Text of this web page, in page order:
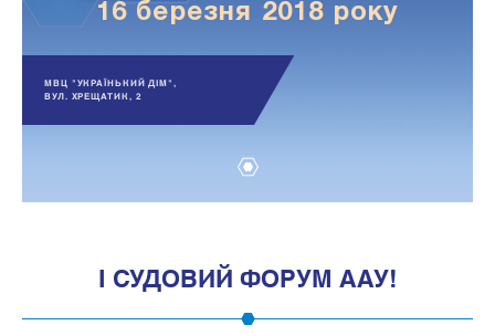
16 березня 2018 року
МВЦ "УКРАЇНЬКИЙ ДІМ",
ВУЛ. ХРЕЩАТИК, 2
I СУДОВИЙ ФОРУМ ААУ!